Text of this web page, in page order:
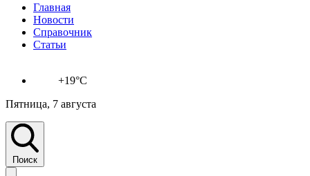
Главная
Новости
Справочник
Статьи
+19°C
Пятница, 7 августа
Поиск